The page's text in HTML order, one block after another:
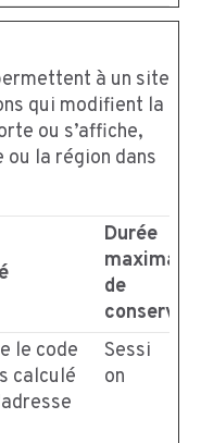
à un site
qui modifient la
ou s’affiche,
la région dans
Durée
maximale
de
le code
calculé
Sessi
on